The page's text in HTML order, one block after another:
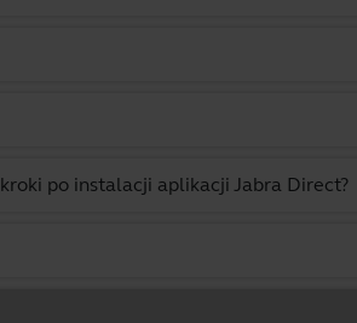
po instalacji aplikacji Jabra Direct?